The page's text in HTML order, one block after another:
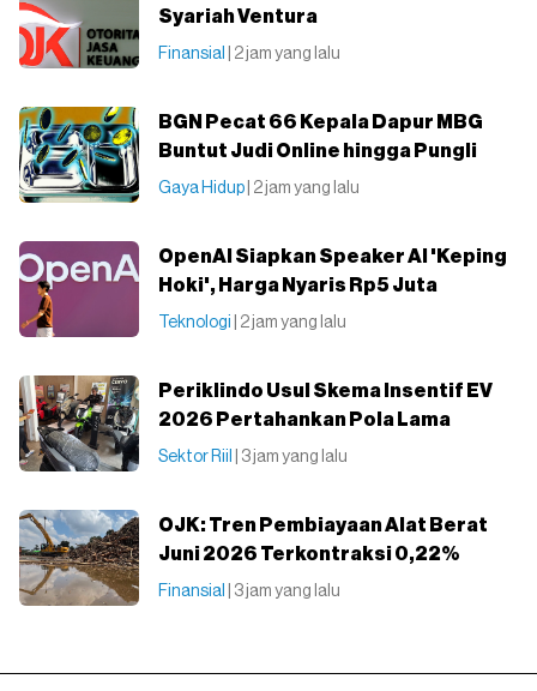
Syariah Ventura
Finansial | 2 jam yang lalu
BGN Pecat 66 Kepala Dapur MBG
Buntut Judi Online hingga Pungli
Gaya Hidup | 2 jam yang lalu
OpenAI Siapkan Speaker AI 'Keping
Hoki', Harga Nyaris Rp5 Juta
Teknologi | 2 jam yang lalu
Periklindo Usul Skema Insentif EV
2026 Pertahankan Pola Lama
Sektor Riil | 3 jam yang lalu
OJK: Tren Pembiayaan Alat Berat
Juni 2026 Terkontraksi 0,22%
Finansial | 3 jam yang lalu